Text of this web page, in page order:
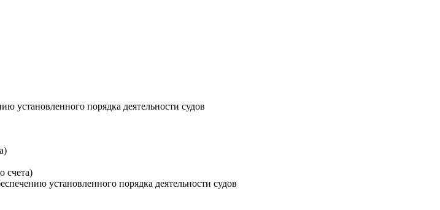
установленного порядка деятельности судов
счета)
установленного порядка деятельности судов